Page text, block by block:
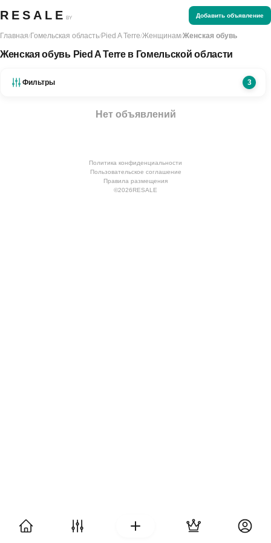
RESALE BY Добавить объявление
Главная/Гомельская область/Pied A Terre/Женщинам/Женская обувь
Женская обувь Pied A Terre в Гомельской области
Фильтры 3
Нет объявлений
Политика конфиденциальности
Пользовательское соглашение
Правила размещения
©2026RESALE